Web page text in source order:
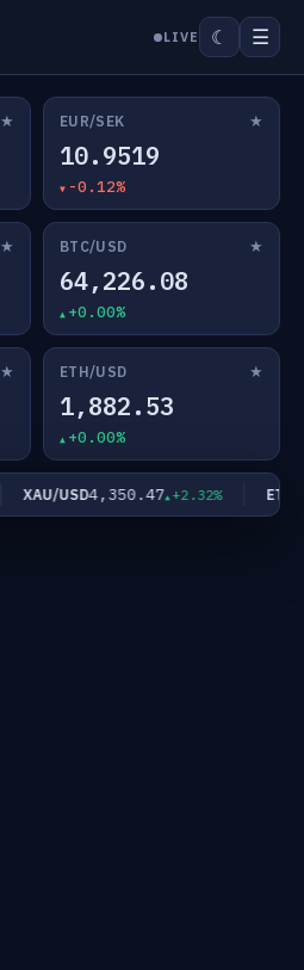
LIVE ☾ ☰
★ EUR/SEK ★
10.9519
-0.12%
★ BTC/USD ★
64,226.08
+0.00%
★ ETH/USD ★
1,882.53
+0.00%
XAU/USD4,350.47 +2.32% ETH/